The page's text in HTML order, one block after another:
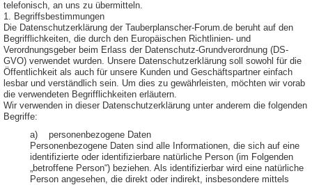
telefonisch, an uns zu übermitteln.
1. Begriffsbestimmungen
Die Datenschutzerklärung der Tauberplanscher-Forum.de beruht auf den
Begrifflichkeiten, die durch den Europäischen Richtlinien- und
Verordnungsgeber beim Erlass der Datenschutz-Grundverordnung (DS-
GVO) verwendet wurden. Unsere Datenschutzerklärung soll sowohl für die
Öffentlichkeit als auch für unsere Kunden und Geschäftspartner einfach
lesbar und verständlich sein. Um dies zu gewährleisten, möchten wir vorab
die verwendeten Begrifflichkeiten erläutern.
Wir verwenden in dieser Datenschutzerklärung unter anderem die folgenden
Begriffe:
a) personenbezogene Daten
Personenbezogene Daten sind alle Informationen, die sich auf eine
identifizierte oder identifizierbare natürliche Person (im Folgenden
„betroffene Person“) beziehen. Als identifizierbar wird eine natürliche
Person angesehen, die direkt oder indirekt, insbesondere mittels